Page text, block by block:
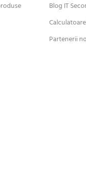
Blog IT
Partenerii